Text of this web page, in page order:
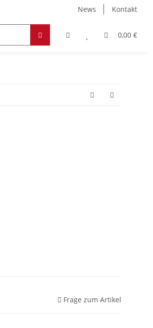
News Kontakt
0,00 €
Hobby & Freizeit Werkstoffe
Frage zum Artikel